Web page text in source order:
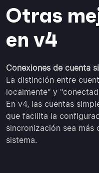
Otras
en v4
Conexiones de cuenta
La distinción entre
localmente" y
En v4, las cuentas
que facilita la
sincronización sea
sistema.